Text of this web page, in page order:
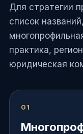
Для стратегии
список
практика,
юридическая
01